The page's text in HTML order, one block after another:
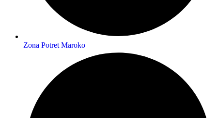
Zona Potret Maroko